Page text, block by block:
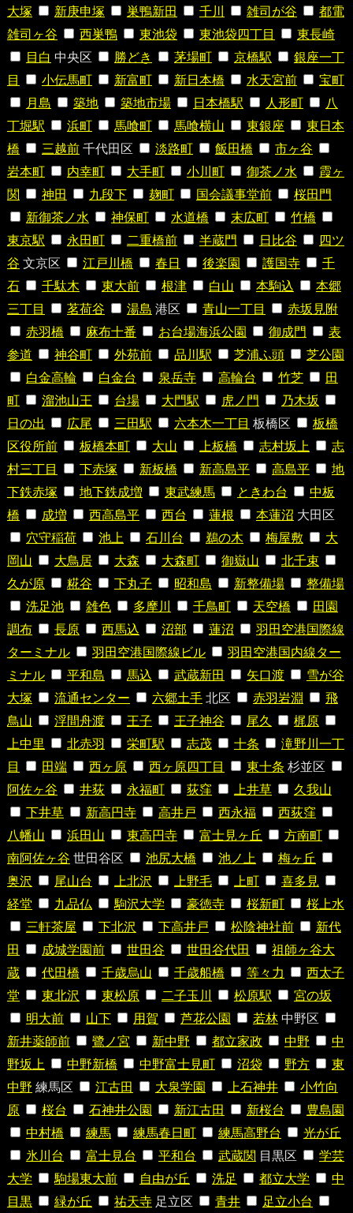
大塚
新庚申塚 巣鴨新田 千川 雑司が谷
都電
雑司ヶ谷
西巣鴨 東池袋 東池袋四丁目
東長崎
目白 中央区 勝どき 茅場町 京橋駅
銀座一丁
目
小伝馬町 新富町 新日本橋 水天宮前
宝町
月島
築地 築地市場 日本橋駅 人形町
八
丁堀駅
浜町 馬喰町 馬喰横山 東銀座
東日本
橋
三越前 千代田区 淡路町 飯田橋
市ヶ谷
岩本町
内幸町 大手町 小川町 御茶ノ水
霞ヶ
関
神田 九段下 麹町 国会議事堂前
桜田門
新御茶ノ水
神保町 水道橋 末広町
竹橋
東京駅
永田町 二重橋前 半蔵門 日比谷
四ツ
谷 文京区 江戸川橋 春日 後楽園 護国寺
千
石
千駄木 東大前 根津 白山 本駒込
本郷
三丁目
茗荷谷 湯島 港区 青山一丁目
赤坂見附
赤羽橋
麻布十番 お台場海浜公園 御成門
表
参道
神谷町 外苑前 品川駅 芝浦ふ頭
芝公園
白金高輪
白金台 泉岳寺 高輪台 竹芝
田
町
溜池山王 台場 大門駅 虎ノ門
乃木坂
日の出
広尾 三田駅 六本木一丁目 板橋区
板橋
区役所前
板橋本町 大山 上板橋 志村坂上
志
村三丁目
下赤塚 新板橋 新高島平 高島平
地
下鉄赤塚
地下鉄成増 東武練馬 ときわ台
中板
橋
成増 西高島平 西台 蓮根 本蓮沼 大田区
穴守稲荷
池上 石川台 鵜の木 梅屋敷
大
岡山
大鳥居 大森 大森町 御嶽山
北千束
久が原
糀谷 下丸子 昭和島 新整備場
整備場
洗足池
雑色 多摩川 千鳥町 天空橋
田園
調布
長原 西馬込 沼部 蓮沼
羽田空港国際線
ターミナル
羽田空港国際線ビル
羽田空港国内線ター
ミナル
平和島 馬込 武蔵新田 矢口渡
雪が谷
大塚
流通センター 六郷土手 北区 赤羽岩淵
飛
鳥山
浮間舟渡 王子 王子神谷 尾久
梶原
上中里
北赤羽 栄町駅 志茂 十条
滝野川一丁
目
田端 西ヶ原 西ヶ原四丁目 東十条 杉並区
阿佐ヶ谷
井荻 永福町 荻窪 上井草
久我山
下井草
新高円寺 高井戸 西永福
西荻窪
八幡山
浜田山 東高円寺 富士見ヶ丘
方南町
南阿佐ヶ谷 世田谷区 池尻大橋 池ノ上
梅ヶ丘
奥沢
尾山台 上北沢 上野毛 上町
喜多見
経堂
九品仏 駒沢大学 豪徳寺 桜新町
桜上水
三軒茶屋
下北沢 下高井戸 松陰神社前
新代
田
成城学園前 世田谷 世田谷代田
祖師ヶ谷大
蔵
代田橋 千歳烏山 千歳船橋 等々力
西太子
堂
東北沢 東松原 二子玉川 松原駅
宮の坂
明大前
山下 用賀 芦花公園 若林 中野区
新井薬師前
鷺ノ宮 新中野 都立家政 中野
中
野坂上
中野新橋 中野富士見町 沼袋 野方
東
中野 練馬区 江古田 大泉学園 上石神井
小竹向
原
桜台 石神井公園 新江古田 新桜台
豊島園
中村橋
練馬 練馬春日町 練馬高野台
光が丘
氷川台
富士見台 平和台 武蔵関 目黒区
学芸
大学
駒場東大前 自由が丘 洗足 都立大学
中
目黒
緑が丘 祐天寺 足立区 青井 足立小台